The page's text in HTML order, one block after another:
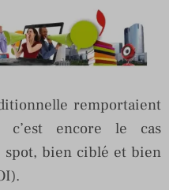
remportaient
c’est encore le cas
spot, bien ciblé et bien